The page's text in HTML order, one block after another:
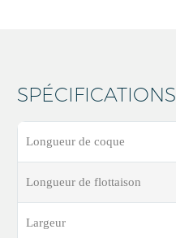
SPÉCIFICATIONS
Longueur de coque
Longueur de flottaison
Largeur